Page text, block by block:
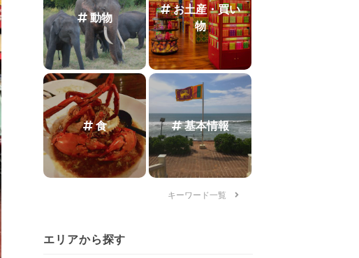
動物
お土産・買い
物
食 基本情報
キーワード一覧
エリアから探す